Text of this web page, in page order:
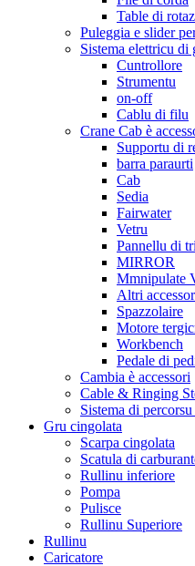
Table di
Puleggia e slider
Sistema elettricu di
Cuntrollore
Strumentu
on-off
Cablu di filu
Crane Cab è
Supportu di
barra paraurti
Cab
Sedia
Fairwater
Vetru
Pannellu di
MIRROR
Mmnipulate
Altri
Spazzolaire
Motore
Workbench
Pedale di
Cambia è accessori
Cable & Ringing
Sistema di
Gru cingolata
Scarpa cingolata
Scatula di
Rullinu inferiore
Pompa
Pulisce
Rullinu Superiore
Rullinu
Caricatore